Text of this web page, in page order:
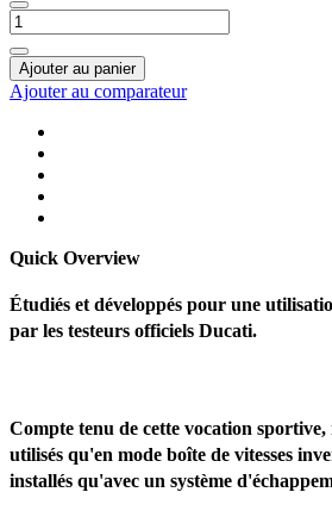
Ajouter au panier
Ajouter au comparateur
Quick Overview
Étudiés et développés pour une
par les testeurs officiels Ducati.
Compte tenu de cette vocation sportive,
utilisés qu'en mode boîte de vitesses
installés qu'avec un système